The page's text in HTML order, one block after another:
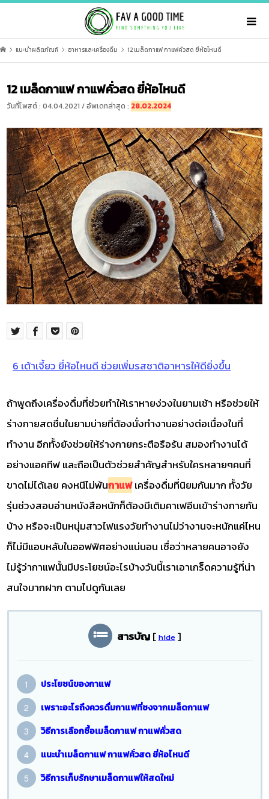
แนะนำผลิตภัณฑ์ อาหารและเครื่องดื่ม 12 เมล็ดกาแฟ กาแฟคั่วสด ยี่ห้อไหนดี
12 เมล็ดกาแฟ กาแฟคั่วสด ยี่ห้อไหนดี
วันที่โพสต์ : 04.04.2021 / อัพเดทล่าสุด : 28.02.2024
6 เต้าเจี้ยว ยี่ห้อไหนดี ช่วยเพิ่มรสชาติอาหารให้ดียิ่งขึ้น
ถ้าพูดถึงเครื่องดื่มที่ช่วยทำให้เราหายง่วงในยามเช้า หรือช่วยให้
ร่างกายสดชื่นในยามบ่ายที่ต้องนั่งทำงานอย่างต่อเนื่องในที่
ทำงาน อีกทั้งยังช่วยให้ร่างกายกระตือรือร้น สมองทำงานได้
อย่างแอคทีฟ และถือเป็นตัวช่วยสำคัญสำหรับใครหลายๆคนที่
ขาดไม่ได้เลย คงหนีไม่พ้นกาแฟเครื่องดื่มที่นิยมกันมาก ทั้งวัย
รุ่นช่วงสอบอ่านหนังสือหนักก็ต้องมีเติมคาเฟอีนเข้าร่างกายกัน
บ้าง หรือจะเป็นหนุ่มสาวไฟแรงวัยทำงานไม่ว่างานจะหนักแค่ไหน
ก็ไม่มีแอบหลับในออฟฟิศอย่างแน่นอน เชื่อว่าหลายคนอาจยัง
ไม่รู้ว่ากาแฟนั้นมีประโยชน์อะไรบ้างวันนี้เราเอาเกร็ดความรู้ที่น่า
สนใจมากฝาก ตามไปดูกันเลย
สารบัญ [ hide ]
ประโยชน์ของกาแฟ
เพราะอะไรถึงควรดื่มกาแฟที่ชงจากเมล็ดกาแฟ
วิธีการเลือกซื้อเมล็ดกาแฟ กาแฟคั่วสด
แนะนำเมล็ดกาแฟ กาแฟคั่วสด ยี่ห้อไหนดี
วิธีการเก็บรักษาเมล็ดกาแฟให้สดใหม่